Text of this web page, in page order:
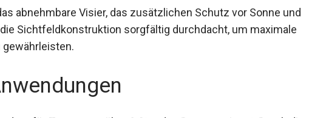
abnehmbare Visier, das zusätzlichen Schutz vor Sonne und
Sichtfeldkonstruktion sorgfältig durchdacht, um maximale